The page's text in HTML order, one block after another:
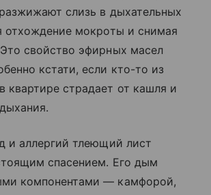
слизь в дыхательных
отхождение мокроты и снимая
свойство эфирных масел
кстати, если кто-то из
страдает от кашля и
и аллергий тлеющий лист
спасением. Его дым
компонентами — камфорой,